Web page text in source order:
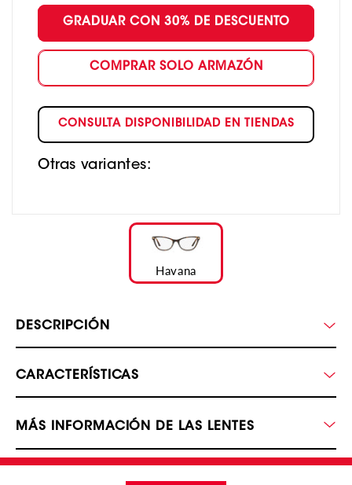
GRADUAR CON 30% DE DESCUENTO
COMPRAR SOLO ARMAZÓN
CONSULTA DISPONIBILIDAD EN TIENDAS
Otras variantes:
Havana
DESCRIPCIÓN
CARACTERÍSTICAS
MÁS INFORMACIÓN DE LAS LENTES